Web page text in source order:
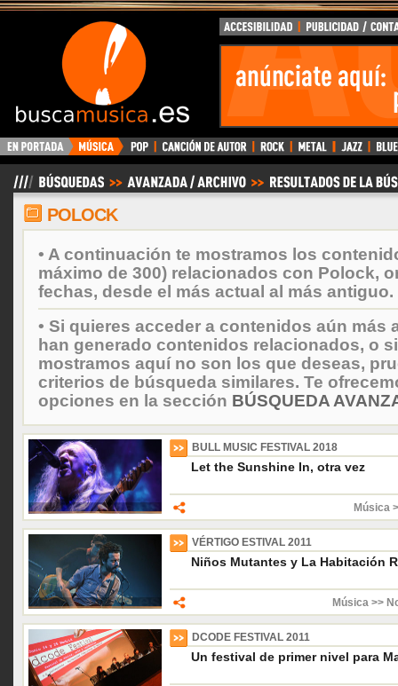
BuscaMusica.es
POLOCK
• A continuación te mostramos los
máximo de 300) relacionados con Polock,
fechas, desde el más actual al más antiguo.
• Si quieres acceder a contenidos aún más
han generado contenidos relacionados, o
mostramos aquí no son los que deseas,
criterios de búsqueda similares. Te
opciones en la sección BÚSQUEDA
BULL MUSIC FESTIVAL 2018
Let the Sunshine In, otra vez
Música
VÉRTIGO ESTIVAL 2011
Niños Mutantes y La Habitación
Música >>
DCODE FESTIVAL 2011
Un festival de primer nivel para